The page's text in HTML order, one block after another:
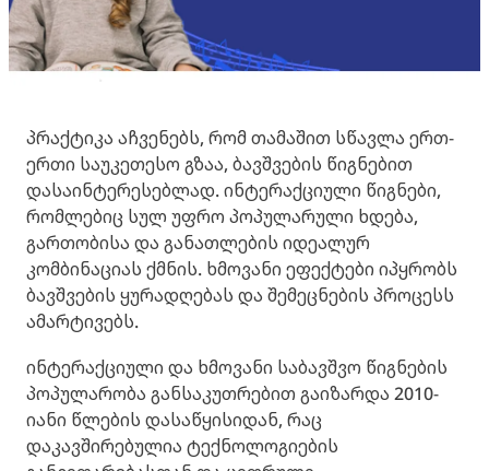
პრაქტიკა აჩვენებს, რომ თამაშით სწავლა ერთ-
ერთი საუკეთესო გზაა, ბავშვების წიგნებით
დასაინტერესებლად. ინტერაქციული წიგნები,
რომლებიც სულ უფრო პოპულარული ხდება,
გართობისა და განათლების იდეალურ
კომბინაციას ქმნის. ხმოვანი ეფექტები იპყრობს
ბავშვების ყურადღებას და შემეცნების პროცესს
ამარტივებს.
ინტერაქციული და ხმოვანი საბავშვო წიგნების
პოპულარობა განსაკუთრებით გაიზარდა 2010-
იანი წლების დასაწყისიდან, რაც
დაკავშირებულია ტექნოლოგიების